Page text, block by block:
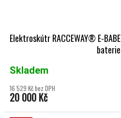
Elektroskútr RACCEWAY® E-
baterie
Skladem
16 529 Kč bez DPH
20 000 Kč